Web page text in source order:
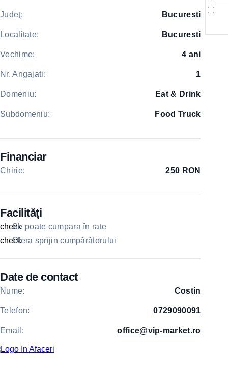
Judeţ: Bucuresti
Localitate: Bucuresti
Vechime: 4 ani
Nr. Angajati: 1
Domeniu: Eat & Drink
Subdomeniu: Food Truck
Financiar
Chirie: 250 RON
Facilităţi
checkSe poate cumpara în rate
checkOfera sprijin cumpărătorului
Date de contact
Nume: Costin
Telefon: 0729090091
Email: office@vip-market.ro